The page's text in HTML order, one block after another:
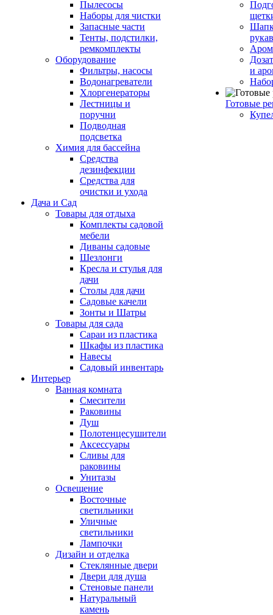
Пылесосы
Наборы для чистки
Запасные части
Тенты, подстилки,
ремкомплекты
Оборудование
Фильтры, насосы
Водонагреватели
Хлоргенераторы
Лестницы и
поручни
Подводная
подсветка
Химия для бассейна
Средства
дезинфекции
Средства для
очистки и ухода
Дача и Сад
Товары для отдыха
Комплекты садовой
мебели
Диваны садовые
Шезлонги
Кресла и стулья для
дачи
Столы для дачи
Садовые качели
Зонты и Шатры
Товары для сада
Сараи из пластика
Шкафы из пластика
Навесы
Садовый инвентарь
Интерьер
Ванная комната
Смесители
Раковины
Душ
Полотенцесушители
Аксессуары
Сливы для
раковины
Унитазы
Освещение
Восточные
светильники
Уличные
светильники
Лампочки
Дизайн и отделка
Стеклянные двери
Двери для душа
Стеновые панели
Натуральный
камень
и
Готовые